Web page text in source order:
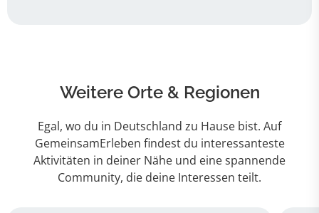
Weitere Orte & Regionen
Egal, wo du in Deutschland zu Hause bist. Auf
GemeinsamErleben findest du interessanteste
Aktivitäten in deiner Nähe und eine spannende
Community, die deine Interessen teilt.